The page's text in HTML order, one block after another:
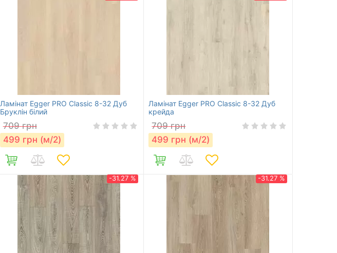
Ламінат Egger PRO Classic 8-32 Дуб
Бруклін білий
709 грн
499 грн (м/2)
Ламінат Egger PRO Classic 8-32 Дуб
крейда
709 грн
499 грн (м/2)
-31.27 % -31.27 %